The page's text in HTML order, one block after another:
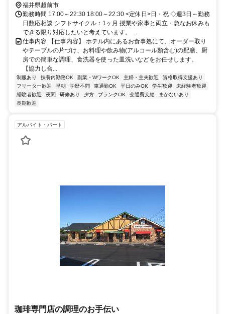
福井県越前市
勤務時間 17:00～22:30 18:00～22:30 <定休日>日・祝 ◇週3日～勤務
日数応相談 シフトサイクル：1ヶ月 授業や家事と両立・急なお休みも
できる限り対応したいと考えています。 ...
仕事内容 【仕事内容】 ホテル内にあるお食事処にて、オーダー取り
やテーブルの片づけ、お料理や飲み物(アルコール類含む)の配膳、厨
房での簡単な調理、食洗器を使った皿洗いなどをお任せします。
【協力し合...
制服あり 扶養内勤務OK 副業・WワークOK 主婦・主夫歓迎
資格取得支援あり
フリーター歓迎
早朝 学歴不問 車通勤OK 平日のみOK 学生歓迎
未経験者歓迎
経験者歓迎
夜間 研修あり 夕方 ブランクOK 交通費支給
まかないあり
長期歓迎
アルバイト・パート
珈琲専門店の調理のお手伝い